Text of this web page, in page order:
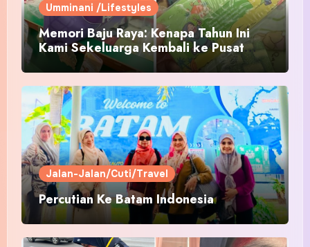
Umminani /Lifestyles
Memori Baju Raya: Kenapa Tahun Ini
Kami Sekeluarga Kembali ke Pusat
Pakaian Hari-Hari?
Jalan-Jalan/Cuti/Travel
Percutian Ke Batam Indonesia